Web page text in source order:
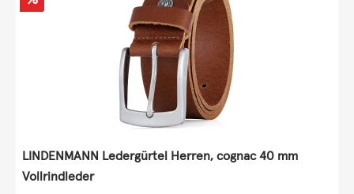
LINDENMANN Ledergürtel Herren, cognac 40 mm
Vollrindleder